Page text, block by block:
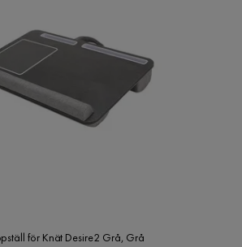
för Knät Desire2 Grå, Grå